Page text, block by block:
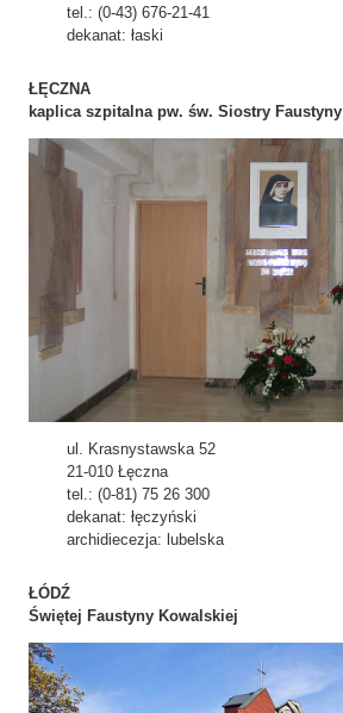
tel.: (0-43) 676-21-41
dekanat: łaski
ŁĘCZNA
kaplica szpitalna pw. św. Siostry Faustyny
ul. Krasnystawska 52
21-010 Łęczna
tel.: (0-81) 75 26 300
dekanat: łęczyński
archidiecezja: lubelska
ŁÓDŹ
Świętej Faustyny Kowalskiej